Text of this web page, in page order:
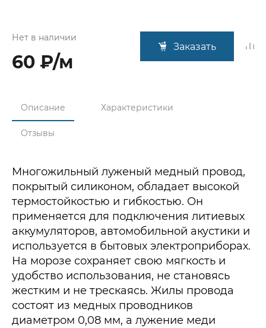
Нет в наличии
60 ₽/м
Заказать
Описание Характеристики
Отзывы
Многожильный луженый медный провод,
покрытый силиконом, обладает высокой
термостойкостью и гибкостью. Он
применяется для подключения литиевых
аккумуляторов, автомобильной акустики и
используется в бытовых электроприборах.
На морозе сохраняет свою мягкость и
удобство использования, не становясь
жестким и не трескаясь. Жилы провода
состоят из медных проводников
диаметром 0,08 мм, а лужение меди